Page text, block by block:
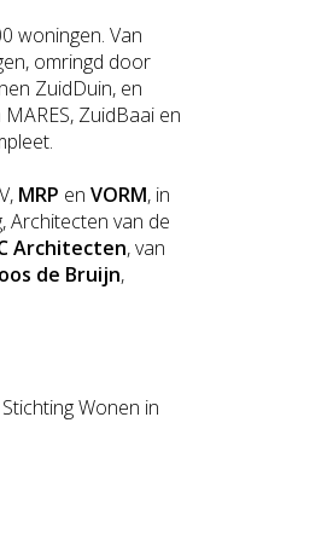
woningen. Van
omringd door
ZuidDuin, en
ZuidBaai en
MRP en VORM, in
Architecten van de
Architecten, van
de Bruijn,
Wonen in